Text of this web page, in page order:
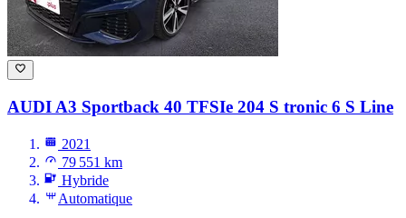
AUDI A3 Sportback 40 TFSIe 204 S tronic 6 S Line
2021
79 551 km
Hybride
Automatique